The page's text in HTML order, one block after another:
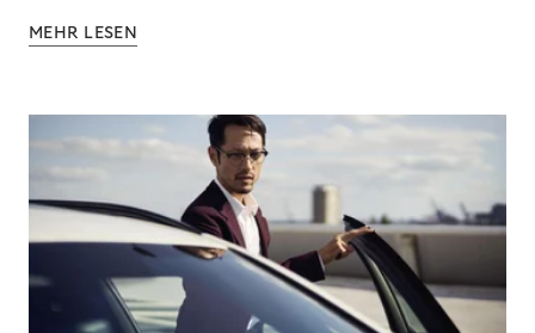
MEHR LESEN